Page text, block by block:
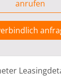
anrufen